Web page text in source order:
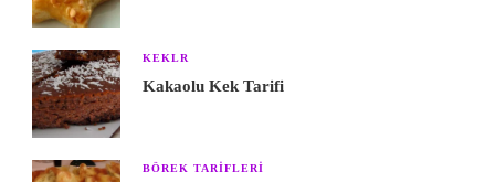
KEKLR
Kakaolu Kek Tarifi
BÖREK TARIFLERI